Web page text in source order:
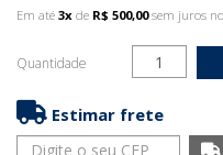
Em até 3x de R$ 500,00sem juros
Quantidade
Estimar frete